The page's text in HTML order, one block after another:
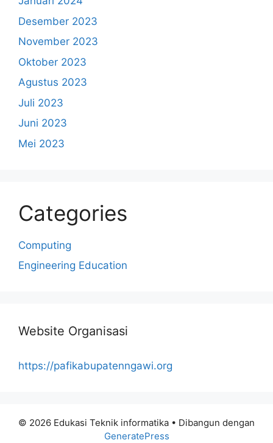
Desember 2023
November 2023
Oktober 2023
Agustus 2023
Juli 2023
Juni 2023
Mei 2023
Categories
Computing
Engineering Education
Website Organisasi
https://pafikabupatenngawi.org
© 2026 Edukasi Teknik informatika • Dibangun dengan
GeneratePress